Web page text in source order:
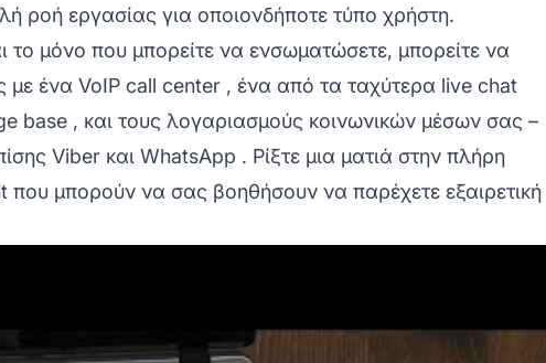
ροή εργασίας για οποιονδήποτε τύπο χρήστη.
το μόνο που μπορείτε να ενσωματώσετε, μπορείτε να
με ένα VoIP call center , ένα από τα ταχύτερα live chat
base , και τους λογαριασμούς κοινωνικών μέσων σας –
Viber και WhatsApp . Ρίξτε μια ματιά στην πλήρη
που μπορούν να σας βοηθήσουν να παρέχετε εξαιρετική